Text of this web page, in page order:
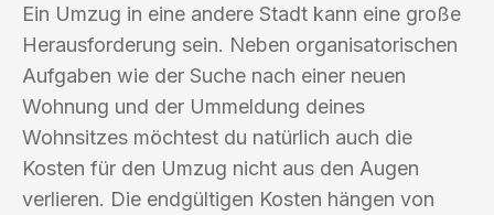
Ein Umzug in eine andere Stadt kann eine große
Herausforderung sein. Neben organisatorischen
Aufgaben wie der Suche nach einer neuen
Wohnung und der Ummeldung deines
Wohnsitzes möchtest du natürlich auch die
Kosten für den Umzug nicht aus den Augen
verlieren. Die endgültigen Kosten hängen von